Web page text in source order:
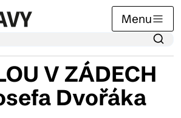
Menu
V ZÁDECH
Dvořáka